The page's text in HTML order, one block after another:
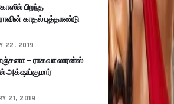
பிறந்த
காதல் புத்தாண்டு
22, 2019
– ராகவா லாரன்ஸ்
அக்‌ஷய்குமார்
21, 2019